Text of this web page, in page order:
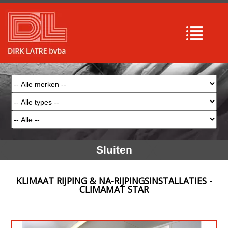
Sluiten
KLIMAAT RIJPING & NA-RIJPINGSINSTALLATIES -
CLIMAMAT STAR